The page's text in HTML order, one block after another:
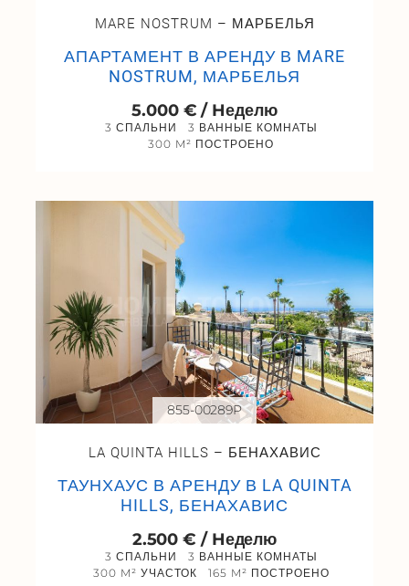
MARE NOSTRUM – МАРБЕЛЬЯ
АПАРТАМЕНТ В АРЕНДУ В MARE
NOSTRUM, МАРБЕЛЬЯ
5.000 € / Hеделю
3 СПАЛЬНИ
3 ВАННЫЕ КОМНАТЫ
300 M² ПОСТРОЕНО
LA QUINTA HILLS – БЕНАХАВИС
ТАУНХАУС В АРЕНДУ В LA QUINTA
HILLS, БЕНАХАВИС
2.500 € / Hеделю
3 СПАЛЬНИ
3 ВАННЫЕ КОМНАТЫ
300 M² УЧАСТОК
165 M² ПОСТРОЕНО
855-00289P